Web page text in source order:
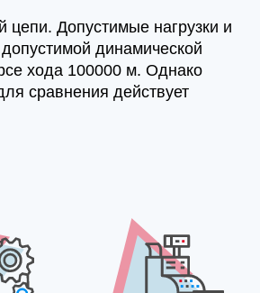
Допустимые нагрузки и
динамической
хода 100000 м. Однако
сравнения действует